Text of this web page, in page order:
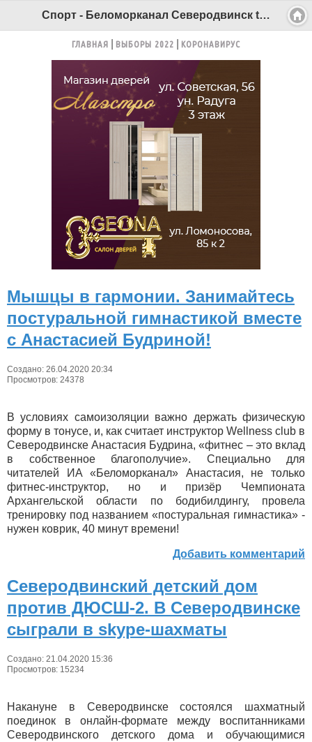
Спорт - Беломорканал Северодвинск tv29.ru
ГЛАВНАЯ ВЫБОРЫ 2022 КОРОНАВИРУС
Мышцы в гармонии. Занимайтесь
постуральной гимнастикой вместе
с Анастасией Будриной!
Создано: 26.04.2020 20:34
Просмотров: 24378
В условиях самоизоляции важно держать физическую
форму в тонусе, и, как считает инструктор Wellness club в
Северодвинске Анастасия Будрина, «фитнес – это вклад
в собственное благополучие». Специально для
читателей ИА «Беломорканал» Анастасия, не только
фитнес-инструктор, но и призёр Чемпионата
Архангельской области по бодибилдингу, провела
тренировку под названием «постуральная гимнастика» -
нужен коврик, 40 минут времени!
Добавить комментарий
Северодвинский детский дом
против ДЮСШ-2. В Северодвинске
сыграли в skype-шахматы
Создано: 21.04.2020 15:36
Просмотров: 15234
Накануне в Северодвинске состоялся шахматный
поединок в онлайн-формате между воспитанниками
Северодвинского детского дома и обучающимися